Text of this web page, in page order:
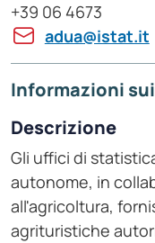
+39 06 4673
adua@istat.it
Informazioni
Descrizione
Gli uffici di
autonome, in
all'agricoltura,
agrituristiche